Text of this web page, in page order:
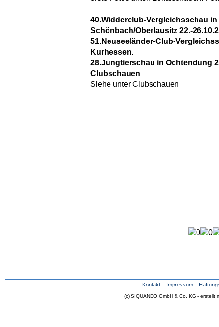
40.Widderclub-Vergleichsschau in
Schönbach/Oberlausitz 22.-
51.Neuseeländer-Club-
Kurhessen.
28.Jungtierschau in Ochtendung
Clubschauen
Siehe unter Clubschauen
Kontakt Impressum
(c) SIQUANDO GmbH & Co. KG - erstellt